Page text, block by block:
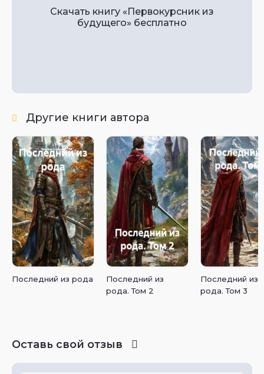
Скачать книгу «Первокурсник из
будущего» бесплатно
Другие книги автора
Последний из рода
Последний из
рода. Том 2
Последний из
рода. Том 3
Оставь свой отзыв